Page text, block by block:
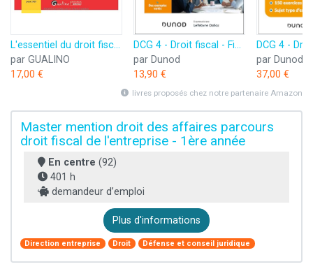
L'essentiel du droit fiscal: Fiscalité des entreprises - Fiscalité des particuliers
par GUALINO
17,00 €
DCG 4 - Droit fiscal - Fiches 2025-2026
par Dunod
13,90 €
par Dunod
37,00 €
livres proposés chez notre partenaire Amazon
Master mention droit des affaires parcours
droit fiscal de l'entreprise - 1ère année
En centre (92)
401 h
demandeur d’emploi
Plus d'informations
Direction entreprise Droit Défense et conseil juridique